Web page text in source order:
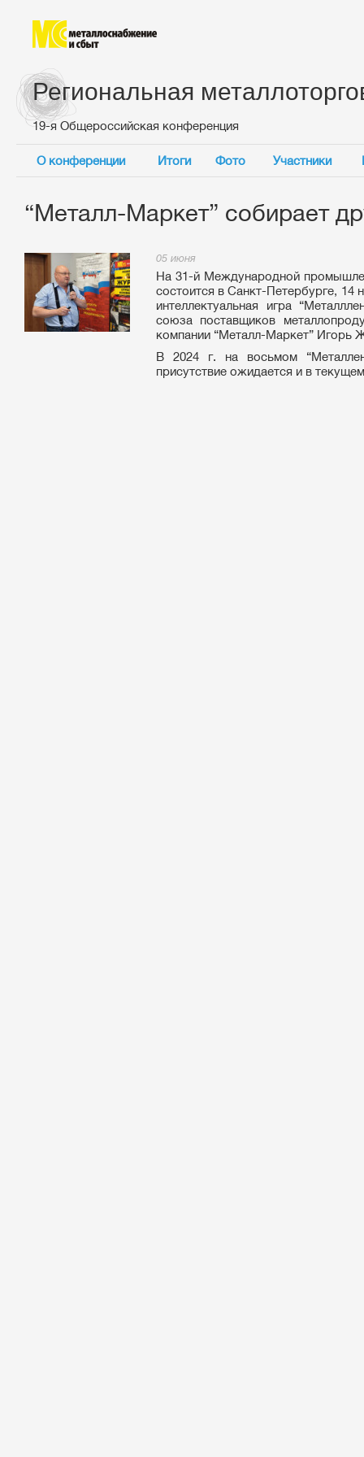
Региональная
19-я Общероссийская конференция
О конференции Итоги Фото Участники
“Металл-Маркет” собирает
05 июня
На 31-й Международной
состоится в Санкт-Петербурге, 14
интеллектуальная игра
союза поставщиков
компании “Металл-Маркет” Игорь
В 2024 г. на восьмом
присутствие ожидается и в